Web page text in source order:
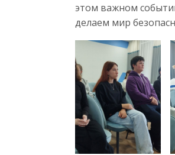
этом важном
делаем мир